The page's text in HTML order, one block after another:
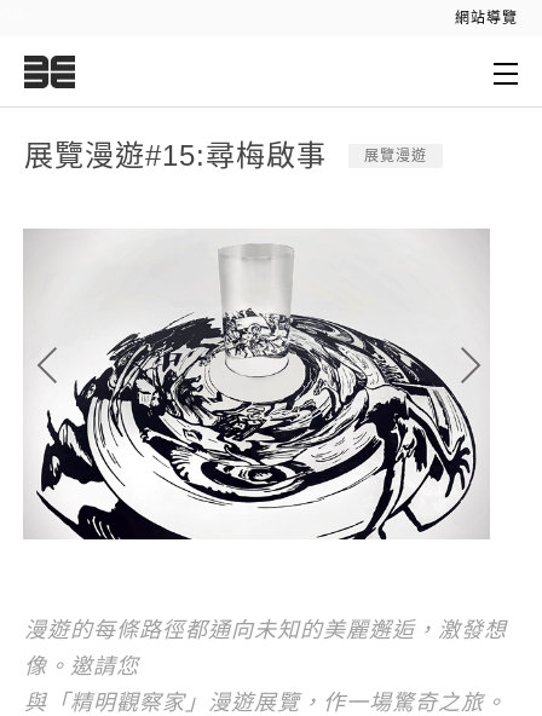
網站導覽
展覽漫遊#15:尋梅啟事 展覽漫遊
漫遊的每條路徑都通向未知的美麗邂逅，激發想
像。邀請您
與「精明觀察家」漫遊展覽，作一場驚奇之旅。